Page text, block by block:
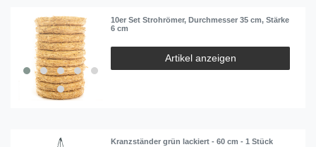
10er Set Strohrömer, Durchmesser 35 cm, Stärke
6 cm
Artikel anzeigen
Kranzständer grün lackiert - 60 cm - 1 Stück